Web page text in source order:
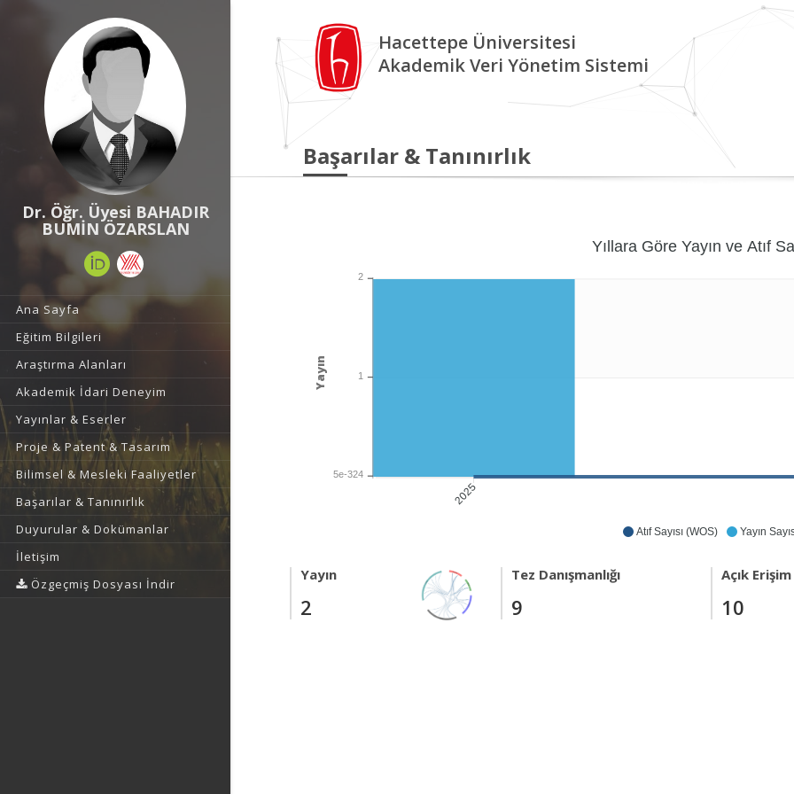
Dr. Öğr. Üyesi BAHADIR
BUMİN ÖZARSLAN
Ana Sayfa
Eğitim Bilgileri
Araştırma Alanları
Akademik İdari Deneyim
Yayınlar & Eserler
Proje & Patent & Tasarım
Bilimsel & Mesleki Faaliyetler
Başarılar & Tanınırlık
Duyurular & Dokümanlar
İletişim
Özgeçmiş Dosyası İndir
Hacettepe Üniversitesi
Akademik Veri Yönetim Sistemi
Başarılar & Tanınırlık
Atıf Sayısı (WOS) Yayın
2025
Yıllara Göre Yayın ve Atıf
2
1
5e-324
Yayın
Yayın
2
Tez Danışmanlığı
9
Açık Erişim
10